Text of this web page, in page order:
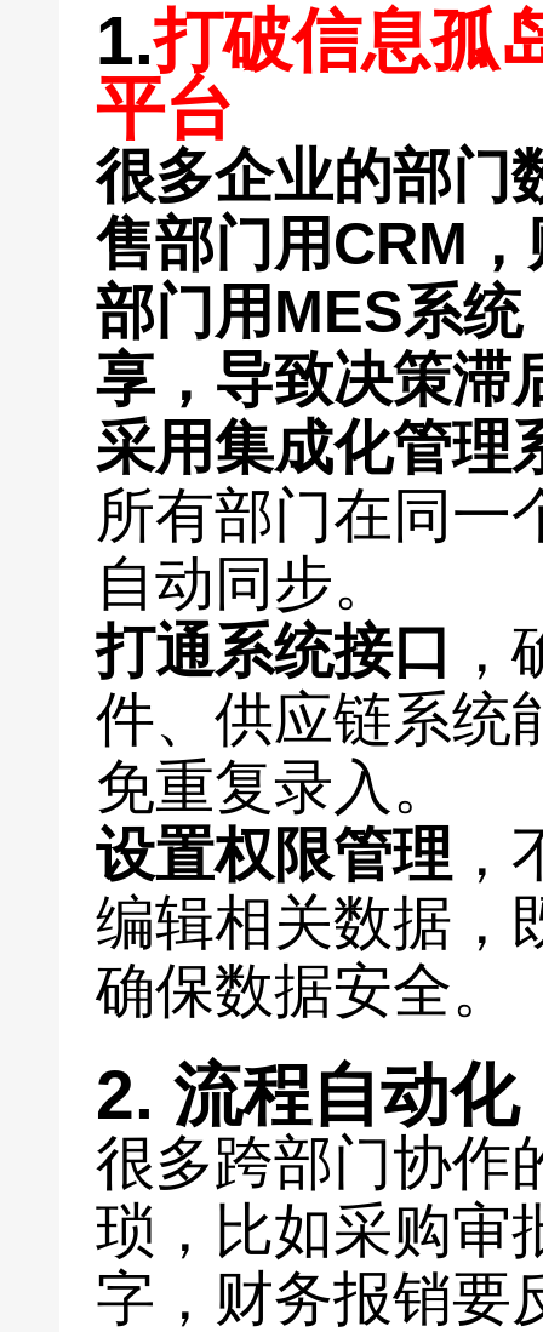
1.打破信息孤
平台
很多企业的部
售部门用CRM
部门用MES系
享，导致决策滞
采用集成化管理
所有部门在同一
自动同步。
打通系统接口
件、供应链系统
免重复录入。
设置权限管理
编辑相关数据，
确保数据安全。
2. 流程自动
很多跨部门协作
琐，比如采购审
字，财务报销要